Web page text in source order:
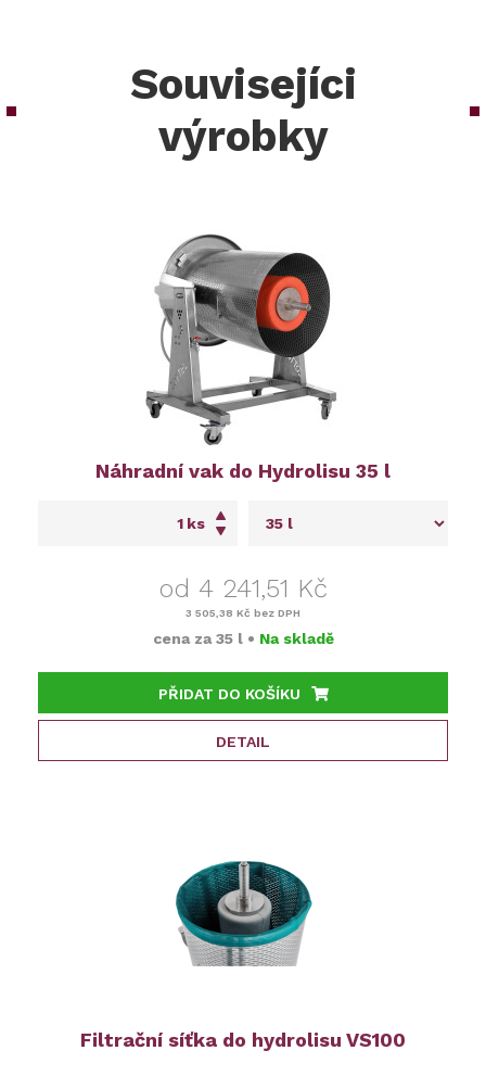
Souvisejíci
výrobky
Náhradní vak do Hydrolisu 35 l
ks
od 4 241,51 Kč
3 505,38 Kč bez DPH
cena za 35 l • Na skladě
PŘIDAT DO KOŠÍKU
DETAIL
Filtrační síťka do hydrolisu VS100